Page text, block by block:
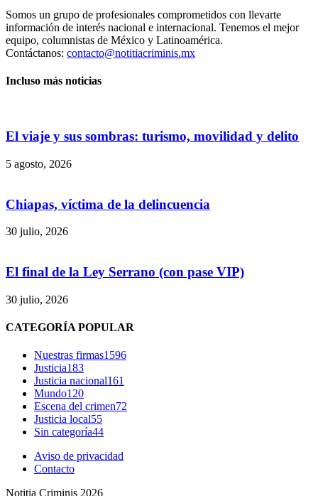
Somos un grupo de profesionales comprometidos con llevarte
información de interés nacional e internacional. Tenemos el mejor
equipo, columnistas de México y Latinoamérica.
Contáctanos: contacto@notitiacriminis.mx
Incluso más noticias
El viaje y sus sombras: turismo, movilidad y delito
5 agosto, 2026
Chiapas, víctima de la delincuencia
30 julio, 2026
El final de la Ley Serrano (con pase VIP)
30 julio, 2026
CATEGORÍA POPULAR
Nuestras firmas1596
Justicia183
Justicia nacional161
Mundo120
Escena del crimen72
Justicia local55
Sin categoría44
Aviso de privacidad
Contacto
Notitia Criminis 2026